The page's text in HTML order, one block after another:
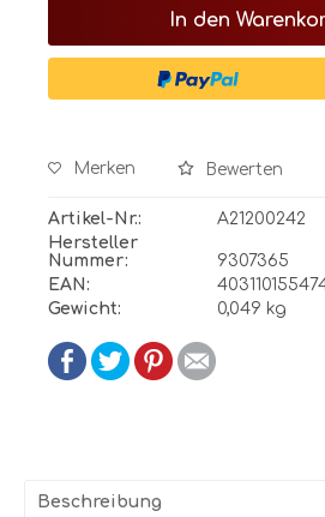
In den
Merken Bewerten
Artikel-Nr.:
A21200242
Hersteller
Nummer:
9307365
EAN:
Gewicht:
0,049 kg
Beschreibung